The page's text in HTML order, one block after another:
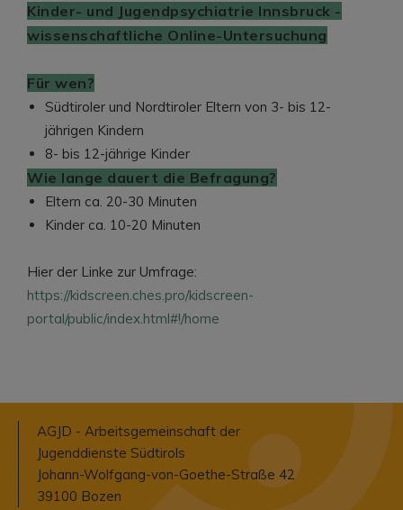
Kinder- und Jugendpsychiatrie Innsbruck -
wissenschaftliche Online-Untersuchung
Für wen?
Südtiroler und Nordtiroler Eltern von 3- bis 12-
jährigen Kindern
8- bis 12-jährige Kinder
Wie lange dauert die Befragung?
Eltern ca. 20-30 Minuten
Kinder ca. 10-20 Minuten
Hier der Linke zur Umfrage:
https://kidscreen.ches.pro/kidscreen-
portal/public/index.html#!/home
AGJD - Arbeitsgemeinschaft der
Jugenddienste Südtirols
Johann-Wolfgang-von-Goethe-Straße 42
39100 Bozen